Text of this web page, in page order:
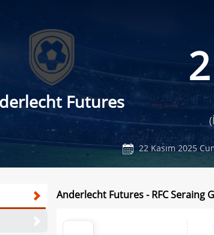
Futures
22 Kasım 2025
Anderlecht Futures - RFC Seraing